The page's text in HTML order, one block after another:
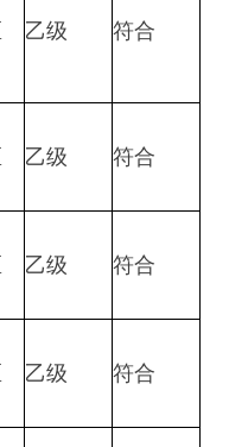
乙级 符合
乙级 符合
乙级 符合
乙级 符合